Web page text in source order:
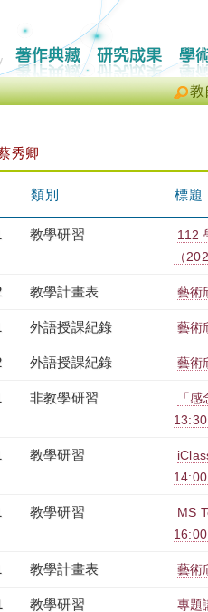
教
秀卿
類別 標題
教學研習
112
（
教學計畫表 藝術
外語授課紀錄 藝術
外語授課紀錄 藝術
非教學研習
「
教學研習
教學研習
MS
教學計畫表 藝術
教學研習 專題